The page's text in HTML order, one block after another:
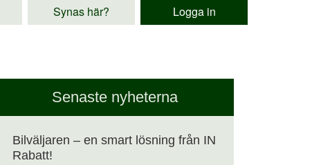
Synas här? Logga in
Senaste nyheterna
Bilväljaren – en smart lösning från IN
Rabatt!